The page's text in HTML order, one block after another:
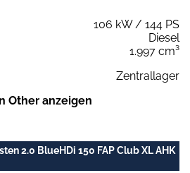
106 kW / 144 PS
Diesel
1.997 cm³
Zentrallager
Other anzeigen
2.0 BlueHDi 150 FAP Club XL AHK